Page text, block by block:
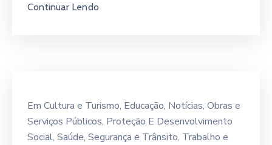
Continuar Lendo
Em Cultura e Turismo‚ Educação‚ Notícias‚ Obras e
Serviços Públicos‚ Proteção E Desenvolvimento
Social‚ Saúde‚ Segurança e Trânsito‚ Trabalho e